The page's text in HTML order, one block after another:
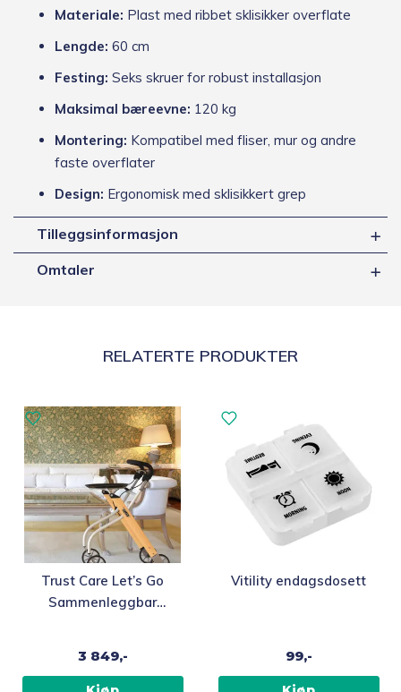
Materiale: Plast med ribbet sklisikker overflate
Lengde: 60 cm
Festing: Seks skruer for robust installasjon
Maksimal bæreevne: 120 kg
Montering: Kompatibel med fliser, mur og andre
faste overflater
Design: Ergonomisk med sklisikkert grep
Tilleggsinformasjon
Omtaler
RELATERTE PRODUKTER
Trust Care Let’s Go
Sammenleggbar
3 849,-
Vitility endagsdosett
99,-